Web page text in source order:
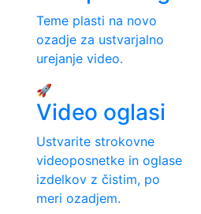
Teme plasti na novo
ozadje za ustvarjalno
urejanje video.
🚀
Video oglasi
Ustvarite strokovne
videoposnetke in oglase
izdelkov z čistim, po
meri ozadjem.